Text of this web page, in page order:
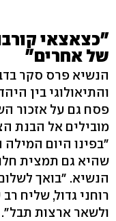
"כצאצאי
של אחרים"
הנשיא פרס סקר
והתיאולוגי בין
פסח גם על אזכור
מובילים אל הבנת
"בפינו היום
שהיא גם תמצית
הנשיא. "בואך
רוחני גדול, שליח
ולשאר ארצות תבל".